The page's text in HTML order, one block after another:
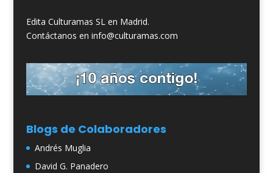
Edita Culturamas SL en Madrid.
Contáctanos en info@culturamas.com
Blogs de Colaboradores
Andrés Muglia
David G. Panadero